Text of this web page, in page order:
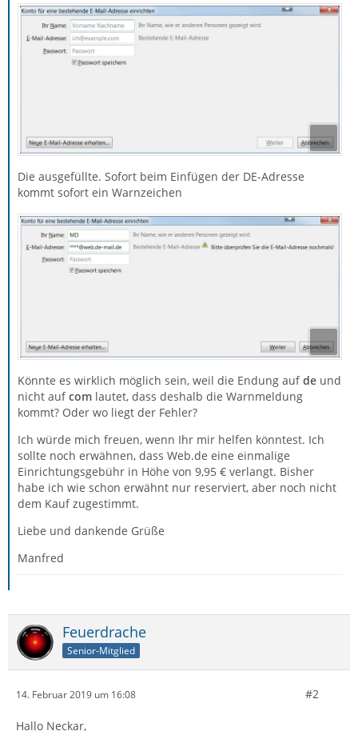
Die ausgefüllte. Sofort beim Einfügen der DE-Adresse
kommt sofort ein Warnzeichen
Könnte es wirklich möglich sein, weil die Endung aufde und
nicht aufcom lautet, dass deshalb die Warnmeldung
kommt? Oder wo liegt der Fehler?
Ich würde mich freuen, wenn Ihr mir helfen könntest. Ich
sollte noch erwähnen, dass Web.de eine einmalige
Einrichtungsgebühr in Höhe von 9,95 € verlangt. Bisher
habe ich wie schon erwähnt nur reserviert, aber noch nicht
dem Kauf zugestimmt.
Liebe und dankende Grüße
Manfred
Feuerdrache
Senior-Mitglied
14. Februar 2019 um 16:08 #2
Hallo Neckar,